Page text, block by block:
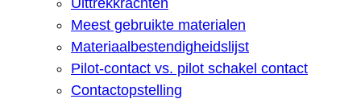
Meest gebruikte materialen
Materiaalbestendigheidslijst
Pilot-contact vs. pilot schakel contact
Contactopstelling